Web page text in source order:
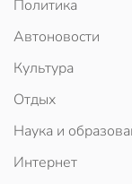
Политика
Автоновости
Культура
Отдых
Наука и
Интернет